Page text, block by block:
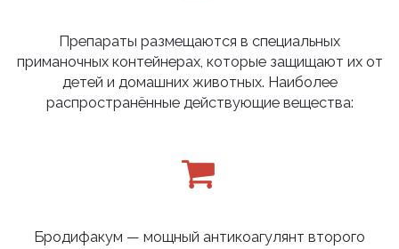
Препараты размещаются в специальных
приманочных контейнерах, которые защищают их от
детей и домашних животных. Наиболее
распространённые действующие вещества:
Бродифакум — мощный антикоагулянт второго